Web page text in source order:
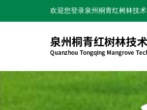
欢迎您登录泉州桐青红树林技